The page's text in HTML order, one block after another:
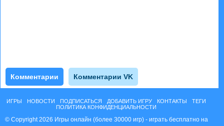
Комментарии Комментарии VK
ИГРЫ НОВОСТИ ПОДПИСАТЬСЯ ДОБАВИТЬ ИГРУ КОНТАКТЫ
ТЕГИ
ПОЛИТИКА КОНФИДЕНЦИАЛЬНОСТИ
© Copyright 2026 Игры онлайн (более 30000 игр) - играть бесплатно на